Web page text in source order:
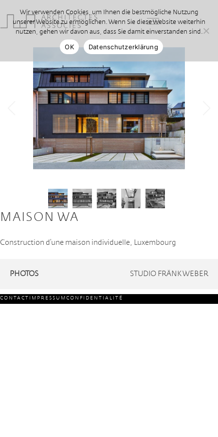
MAISON WA
Construction d’une maison individuelle, Luxembourg
PHOTOS STUDIO FRÄNK WEBER
CONTACT IMPRESSUMCONFIDENTIALITÉ
Wir verwenden Cookies, um Ihnen die bestmögliche Nutzung
unserer Website zu ermöglichen. Wenn Sie diese Website weiterhin
nutzen, gehen wir davon aus, dass Sie damit einverstanden sind.
OK
Datenschutzerklärung